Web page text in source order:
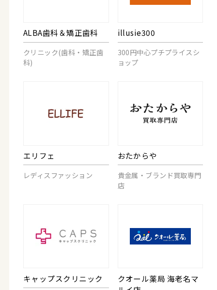
ALBA歯科＆矯正歯科
クリニック(歯科・矯正歯
科)
illusie300
300円中心プチプライスシ
ョップ
エリフェ
レディスファッション
おたからや
貴金属・ブランド買取専門
店
キャップスクリニック
クオール薬局 海老名マ